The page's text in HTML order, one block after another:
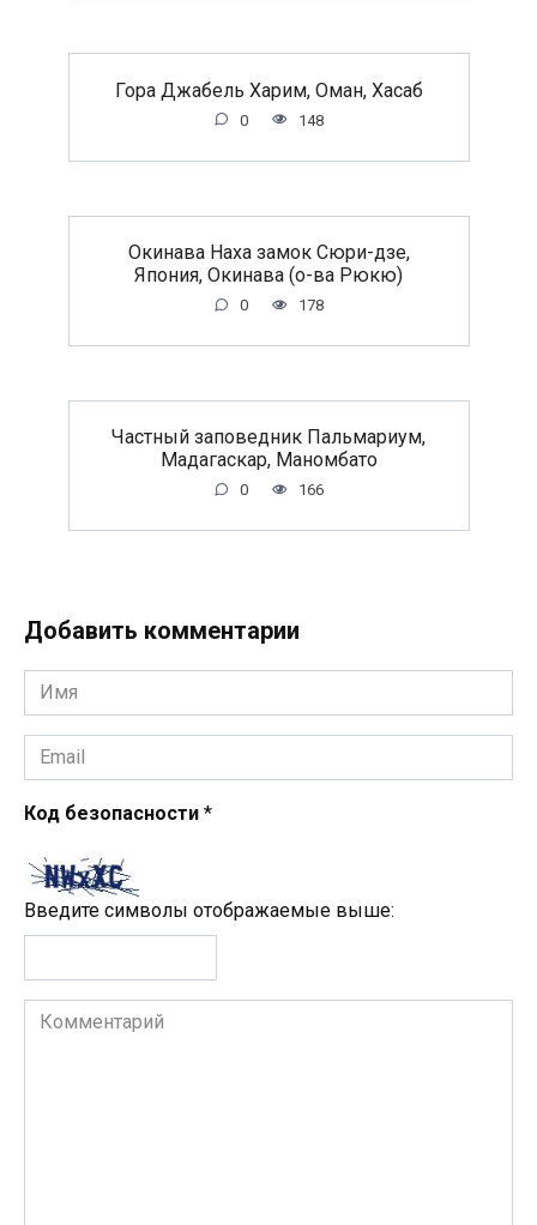
Гора Джабель Харим, Оман, Хасаб
0 148
Окинава Наха замок Сюри-дзе,
Япония, Окинава (о-ва Рюкю)
0 178
Частный заповедник Пальмариум,
Мадагаскар, Маномбато
0 166
Добавить комментарии
Имя
*
Email
*
Код безопасности *
Введите символы отображаемые выше:
Комментарий